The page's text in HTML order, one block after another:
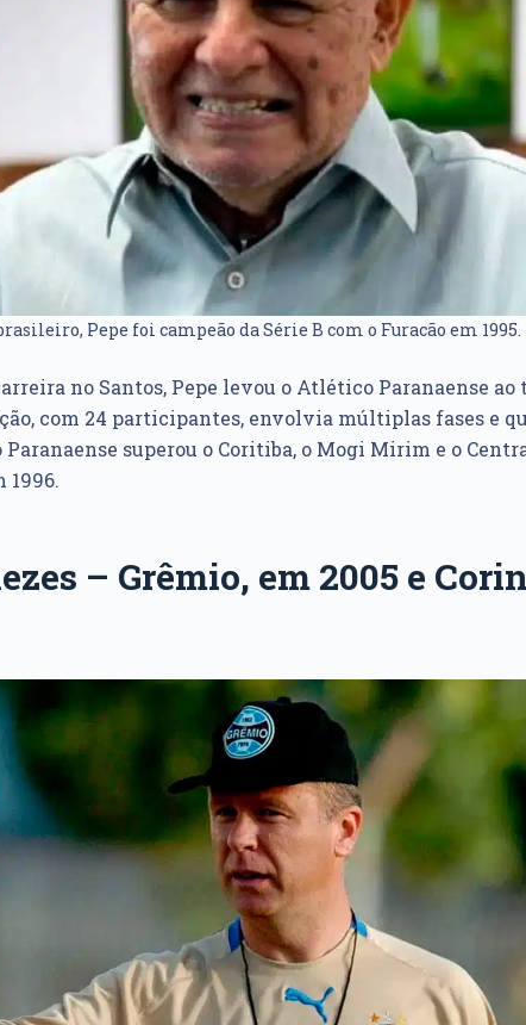
Pepe foi campeão da Série B com o Furacão em 1995.
no Santos, Pepe levou o Atlético Paranaense
com 24 participantes, envolvia múltiplas fases e
superou o Coritiba, o Mogi Mirim e o
1996.
– Grêmio, em 2005 e